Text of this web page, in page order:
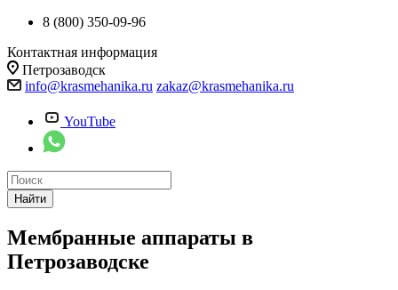
8 (800) 350-09-96
Контактная информация
Петрозаводск
info@krasmehanika.ru zakaz@krasmehanika.ru
YouTube
Найти
Мембранные аппараты в
Петрозаводске